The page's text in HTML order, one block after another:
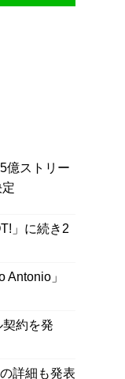
億ストリー
」に続き2
」
約を発
詳細も発表